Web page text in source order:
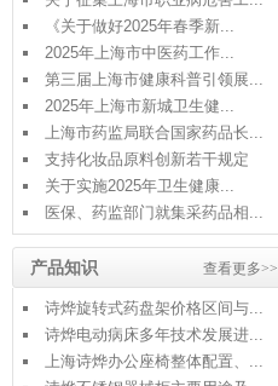
《关于做好2025年春季新...
2025年上海市中医药工作...
第三届上海市健康科普引领展...
2025年上海市新城卫生健...
上海市药监局联合国家药品长...
支持化妆品原料创新若干规定
关于实施2025年卫生健康...
医保、药监部门就集采药品相...
查看更多>>
产品知识
诗烨旋转式药盘架价格区间与...
诗烨电动病床多年技术发展进...
上海诗烨办公座椅整体配置、...